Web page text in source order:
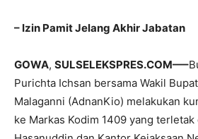
– Izin Pamit Jelang Akhir Jabatan
GOWA, SULSELEKSPRES.COM—–
Purichta Ichsan bersama Wakil
Malaganni (AdnanKio) melakukan
ke Markas Kodim 1409 yang terletak